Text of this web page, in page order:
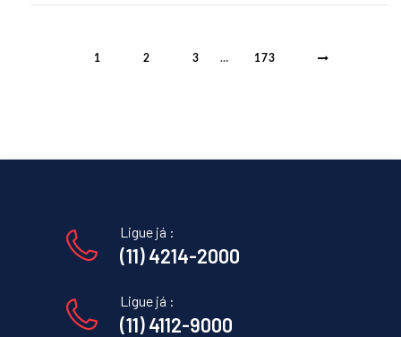
1 2 3 … 173
Ligue já :
(11) 4214-2000
Ligue já :
(11) 4112-9000